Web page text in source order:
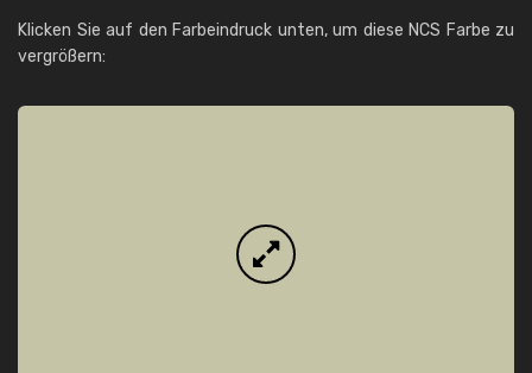
Klicken Sie auf den Farbeindruck unten, um diese NCS Farbe zu
vergrößern: